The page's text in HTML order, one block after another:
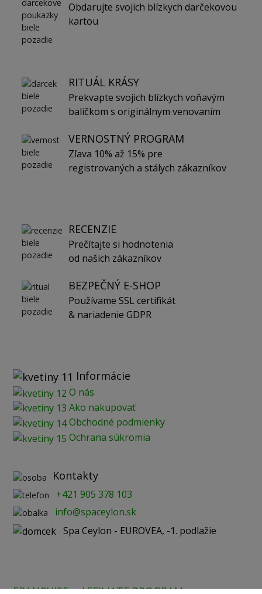
Obdarujte svojich blízkych darčekovou
kartou
RITUÁL KRÁSY
Prekvapte svojich blízkych voňavým
balíčkom s originálnym venovaním
VERNOSTNÝ PROGRAM
Zľava 10% až 15% pre
registrovaných a stálych zákazníkov
RECENZIE
Prečítajte si hodnotenia
od našich zákazníkov
BEZPEČNÝ E-SHOP
Používame SSL certifikát
& nariadenie GDPR
Informácie
O nás
Ako nakupovať
Obchodné podmienky
Ochrana súkromia
Kontakty
+421 905 378 103
info@spaceylon.sk
Spa Ceylon - EUROVEA, -1. podlažie